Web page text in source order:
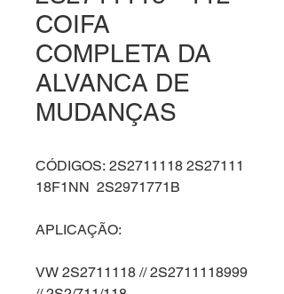
COIFA
COMPLETA DA
ALVANCA DE
MUDANÇAS
CÓDIGOS: 2S2711118 2S27111
18F1NN 2S2971771B
APLICAÇÃO:
VW 2S2711118 // 2S2711118999